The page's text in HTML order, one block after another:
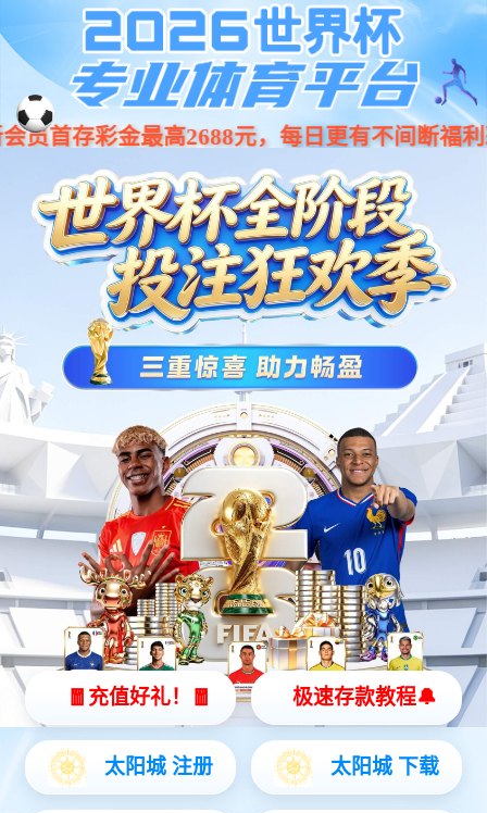
CSA先进系列协作机器人
最先进的全球旗舰机型
下载资料